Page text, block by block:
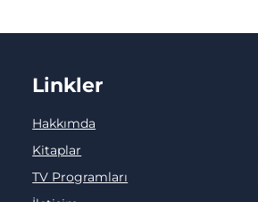
Linkler
Hakkımda
Kitaplar
TV Programları